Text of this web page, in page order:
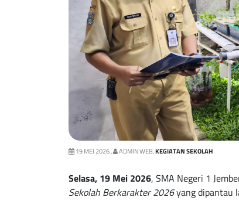
19 MEI 2026 , ADMIN WEB,KEGIATAN SEKOLAH
Selasa, 19 Mei 2026, SMA Negeri 1
Sekolah Berkarakter 2026yang dipantau